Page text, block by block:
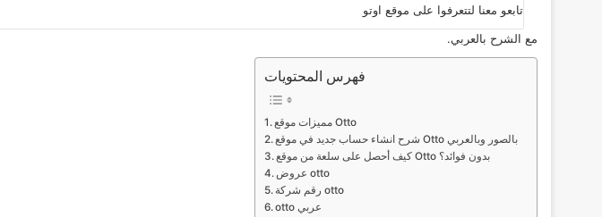
تابعو معنا لتتعرفوا على موقع اوتو
مع الشرح بالعربي.
فهرس المحتويات
مميزات موقع Otto
شرح انشاء حساب جديد في موقع Otto بالصور وبالعربي
كيف أحصل على سلعة من موقع Otto بدون فوائد؟
عروض otto
رقم شركة otto
otto عربي